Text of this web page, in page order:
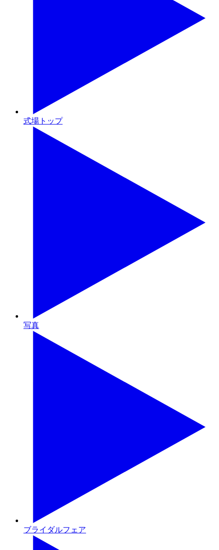
式場トップ
写真
ブライダルフェア